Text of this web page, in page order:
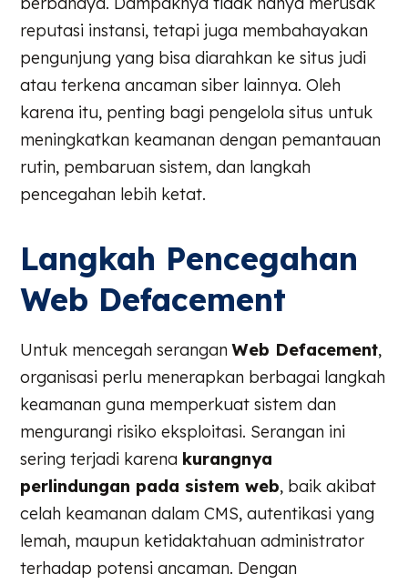
reputasi instansi, tetapi juga membahayakan
pengunjung yang bisa diarahkan ke situs judi
atau terkena ancaman siber lainnya. Oleh
karena itu, penting bagi pengelola situs untuk
meningkatkan keamanan dengan pemantauan
rutin, pembaruan sistem, dan langkah
pencegahan lebih ketat.
Langkah Pencegahan
Web Defacement
Untuk mencegah seranganWeb Defacement,
organisasi perlu menerapkan berbagai langkah
keamanan guna memperkuat sistem dan
mengurangi risiko eksploitasi. Serangan ini
sering terjadi karena kurangnya
perlindungan pada sistem web, baik akibat
celah keamanan dalam CMS, autentikasi yang
lemah, maupun ketidaktahuan administrator
terhadap potensi ancaman. Dengan